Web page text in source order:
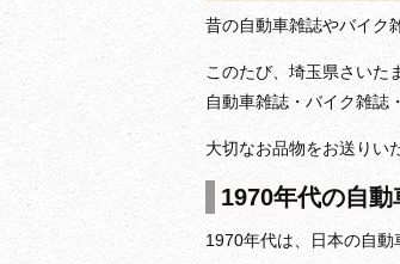
昔の自動車雑誌やバイク
このたび、埼玉県さいた
自動車雑誌・バイク雑誌
大切なお品物をお送りい
1970年代の自
1970年代は、日本の自動